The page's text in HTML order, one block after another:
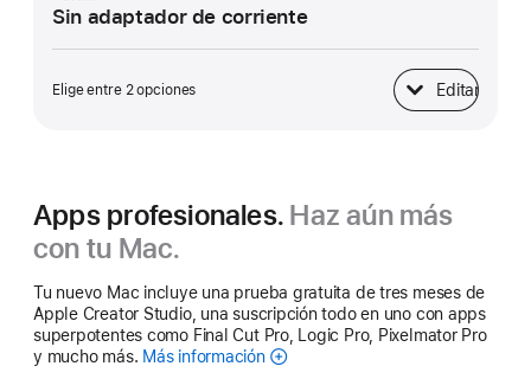
Sin adaptador de corriente
Elige entre 2 opciones Editar
Adaptador
Apps profesionales. Haz aún más
con tu Mac.
Tu nuevo Mac incluye una prueba gratuita de tres meses de
Apple Creator Studio, una suscripción todo en uno con apps
superpotentes como Final Cut Pro, Logic Pro, Pixelmator Pro
y mucho más. Más informaciónApple Creator Studio